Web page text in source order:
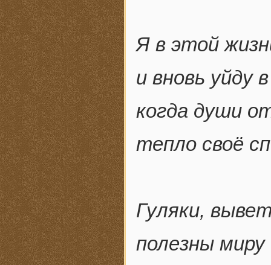
Я в этой
и вновь уйду
когда души
тепло своё
Гуляки,
полезны